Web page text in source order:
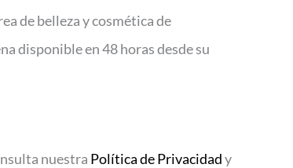
de belleza y cosmética de
disponible en 48 horas desde su
nuestra Política de Privacidady